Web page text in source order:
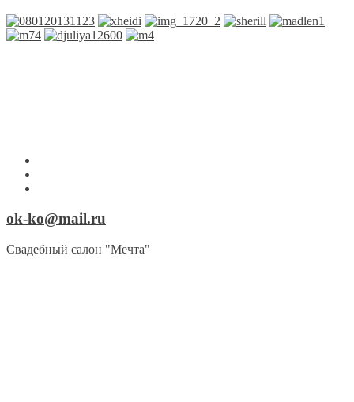
ok-ko@mail.ru
Свадебный салон "Мечта"